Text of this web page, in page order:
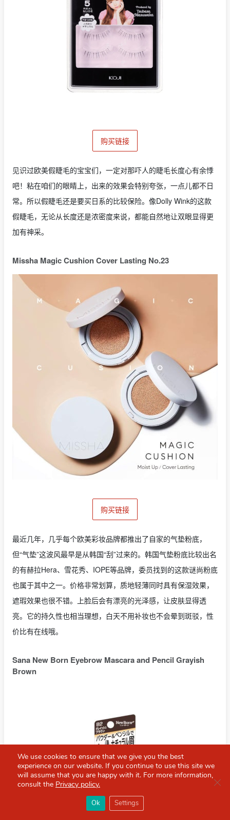
购买链接
见识过欧美假睫毛的宝宝们，一定对那吓人的睫毛长度心有余悸
吧！粘在咱们的眼睛上，出来的效果会特别夸张，一点儿都不日
常。所以假睫毛还是要买日系的比较保险。像Dolly Wink的这款
假睫毛，无论从长度还是浓密度来说，都能自然地让双眼显得更
加有神采。
Missha Magic Cushion Cover Lasting No.23
购买链接
最近几年，几乎每个欧美彩妆品牌都推出了自家的气垫粉底，
但“气垫”这波风最早是从韩国“刮”过来的。韩国气垫粉底比较出名
的有赫拉Hera、雪花秀、IOPE等品牌，委员找到的这款谜尚粉底
也属于其中之一。价格非常划算，质地轻薄同时具有保湿效果，
遮瑕效果也很不错。上脸后会有漂亮的光泽感，让皮肤显得透
亮。它的持久性也相当理想，白天不用补妆也不会晕到斑驳，性
价比有在线哦。
Sana New Born Eyebrow Mascara and Pencil Grayish
Brown
你必备的英国指南
We use cookies to ensure that we give you the best
experience on our website. If you continue to use this site we
will assume that you are happy with it. For more information,
consult the Privacy policy.
Ok Settings